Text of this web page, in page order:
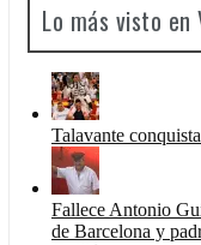
Lo más visto en
Talavante
Fallece Antonio
de Barcelona y